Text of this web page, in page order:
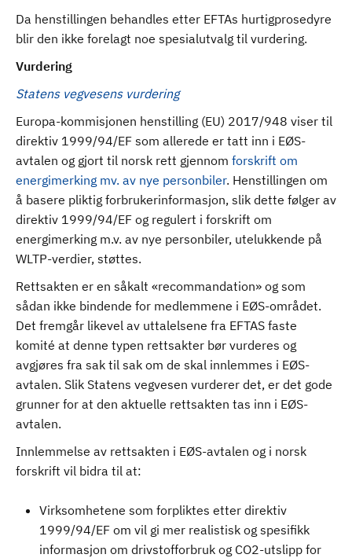
Da henstillingen behandles etter EFTAs hurtigprosedyre
blir den ikke forelagt noe spesialutvalg til vurdering.
Vurdering
Statens vegvesens vurdering
Europa-kommisjonen henstilling (EU) 2017/948 viser til
direktiv 1999/94/EF som allerede er tatt inn i EØS-
avtalen og gjort til norsk rett gjennom forskrift om
energimerking mv. av nye personbiler. Henstillingen om
å basere pliktig forbrukerinformasjon, slik dette følger av
direktiv 1999/94/EF og regulert i forskrift om
energimerking m.v. av nye personbiler, utelukkende på
WLTP-verdier, støttes.
Rettsakten er en såkalt «recommandation» og som
sådan ikke bindende for medlemmene i EØS-området.
Det fremgår likevel av uttalelsene fra EFTAS faste
komité at denne typen rettsakter bør vurderes og
avgjøres fra sak til sak om de skal innlemmes i EØS-
avtalen. Slik Statens vegvesen vurderer det, er det gode
grunner for at den aktuelle rettsakten tas inn i EØS-
avtalen.
Innlemmelse av rettsakten i EØS-avtalen og i norsk
forskrift vil bidra til at:
Virksomhetene som forpliktes etter direktiv
1999/94/EF om vil gi mer realistisk og spesifikk
informasjon om drivstofforbruk og CO2-utslipp for